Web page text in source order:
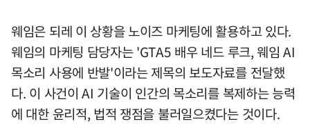
웨임은 되레 이 상황을 노이즈 마케팅에 활용하고 있다.
웨임의 마케팅 담당자는 'GTA5 배우 네드 루크, 웨임 AI
목소리 사용에 반발'이라는 제목의 보도자료를 전달했
다. 이 사건이 AI 기술이 인간의 목소리를 복제하는 능력
에 대한 윤리적, 법적 쟁점을 불러일으켰다는 것이다.